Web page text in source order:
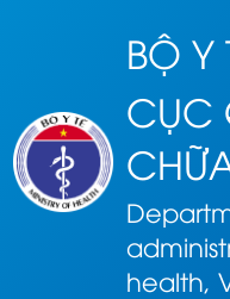
BỘ Y
CỤC
health,